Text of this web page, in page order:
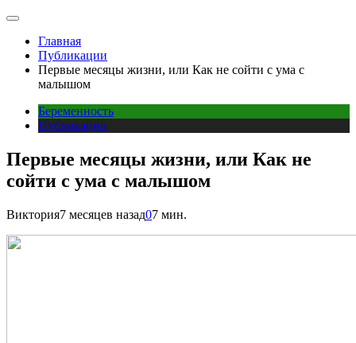
Главная
Публикации
Первые месяцы жизни, или Как не сойти с ума с
малышом
Беременность
Публикации
Первые месяцы жизни, или Как не
сойти с ума с малышом
Виктория7 месяцев назад07 мин.